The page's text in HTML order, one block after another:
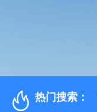
热门搜索：